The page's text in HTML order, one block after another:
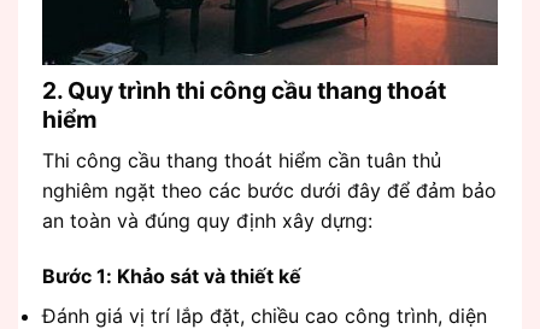
2. Quy trình thi công cầu thang thoát
hiểm
Thi công cầu thang thoát hiểm cần tuân thủ
nghiêm ngặt theo các bước dưới đây để đảm bảo
an toàn và đúng quy định xây dựng:
Bước 1: Khảo sát và thiết kế
Đánh giá vị trí lắp đặt, chiều cao công trình, diện